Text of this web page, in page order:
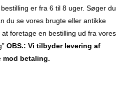
er fra 6 til 8 uger. Søger du
du se vores brugte eller antikke
foretage en bestilling ud fra vores
OBS.: Vi tilbyder levering af
mod betaling.